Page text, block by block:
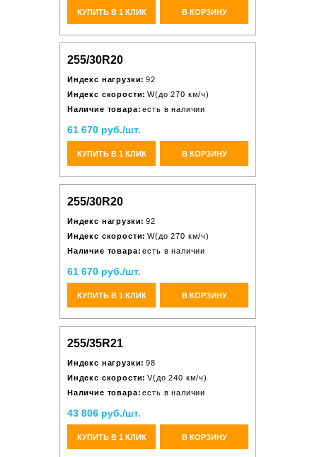
КУПИТЬ В 1 КЛИК В КОРЗИНУ
255/30R20
Индекс нагрузки: 92
Индекс скорости: W(до 270 км/ч)
Наличие товара: есть в наличии
61 670 руб./шт.
КУПИТЬ В 1 КЛИК В КОРЗИНУ
255/30R20
Индекс нагрузки: 92
Индекс скорости: W(до 270 км/ч)
Наличие товара: есть в наличии
61 670 руб./шт.
КУПИТЬ В 1 КЛИК В КОРЗИНУ
255/35R21
Индекс нагрузки: 98
Индекс скорости: V(до 240 км/ч)
Наличие товара: есть в наличии
43 806 руб./шт.
КУПИТЬ В 1 КЛИК В КОРЗИНУ